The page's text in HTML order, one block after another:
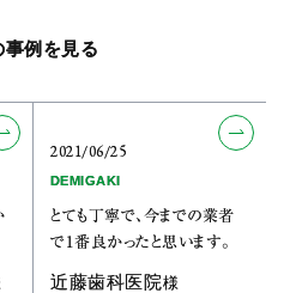
事例を見る
2021/06/25
DEMIGAKI
とても丁寧で、今までの業者
で1番良かったと思います。
近藤歯科医院様